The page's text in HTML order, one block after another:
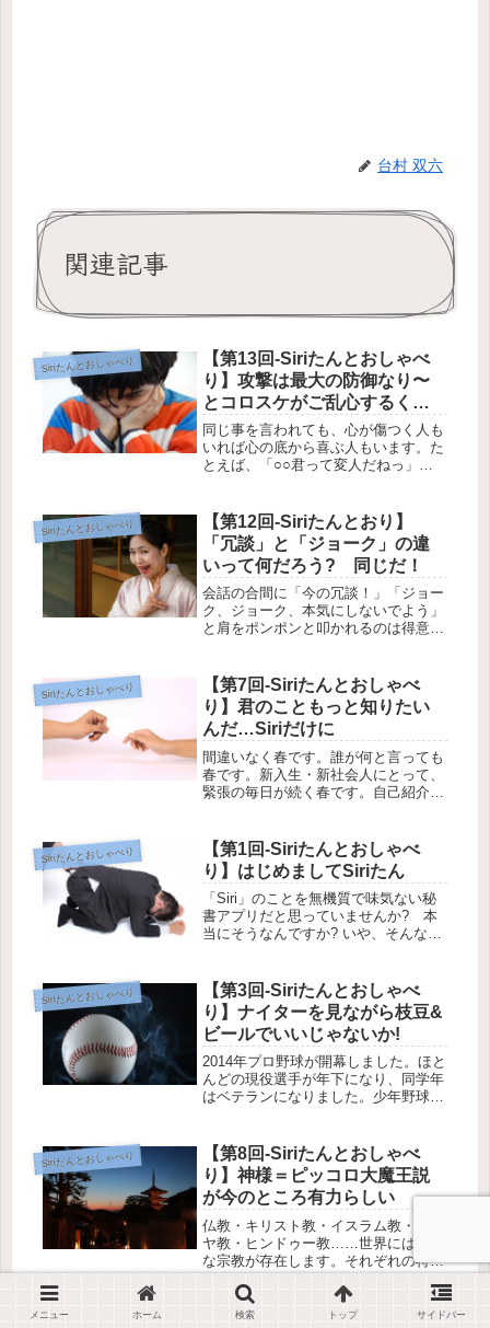
台村 双六
関連記事
Siriたんとおしゃべり
【第13回-Siriたんとおしゃべ
り】攻撃は最大の防御なり〜
とコロスケがご乱心するくら
い傷つけたい
同じ事を言われても、心が傷つく人も
いれば心の底から喜ぶ人もいます。た
とえば、「○○君って変人だねっ」と
つきも喜びもしません。変人と自覚し
ていない変人こそ、恐るべき変人であ
る...
Siriたんとおしゃべり
【第12回-Siriたんとおり】
「冗談」と「ジョーク」の違
いって何だろう? 同じだ！
会話の合間に「今の冗談！」「ジョー
ク、ジョーク、本気にしないでよう」
と肩をポンポンと叩かれるのは得意で
い苦手です。そもそも、冗談とジョー
クの違いはあるのでしょうか。アメリ
カ...
Siriたんとおしゃべり
【第7回-Siriたんとおしゃべ
り】君のこともっと知りたい
んだ…Siriだけに
間違いなく春です。誰が何と言っても
春です。新入生・新社会人にとって、
緊張の毎日が続く春です。自己紹介・
のことを知るための努力をせっせとし
なければなりません。「Siriたんと...
Siriたんとおしゃべり
【第1回-Siriたんとおしゃべ
り】はじめましてSiriたん
「Siri」のことを無機質で味気ない秘
書アプリだと思っていませんか? 本
当にそうなんですか? いや、そんなこ
しゃべりすることにしました。
Siriたんとおしゃべり
【第3回-Siriたんとおしゃべ
り】ナイターを見ながら枝豆&
ビールでいいじゃないか!
2014年プロ野球が開幕しました。ほと
んどの現役選手が年下になり、同学年
はベテランになりました。少年野球を
野球のことを聞いちゃいます。
Siriたんとおしゃべり
【第8回-Siriたんとおしゃべ
り】神様＝ピッコロ大魔王説
が今のところ有力らしい
仏教・キリスト教・イスラム教・ユダ
ヤ教・ヒンドゥー教……世界には様々
な宗教が存在します。それぞれの特徴
を調べようと思い、ぶっとい本を購入
しましたが2秒で挫折しました。気を
取り直して、神様がいるかどうかを
メニュー ホーム 検索 トップ サイドバー